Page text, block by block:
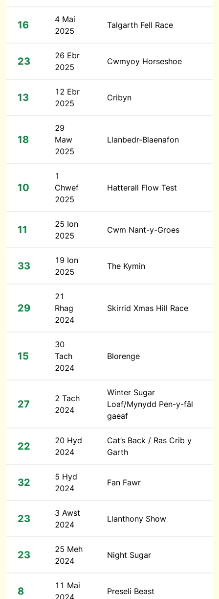
16
4 Mai
2025
Talgarth Fell Race
23
26 Ebr
2025
Cwmyoy Horseshoe
13
12 Ebr
2025
Cribyn
18
29
Maw
2025
Llanbedr-Blaenafon
10
1
Chwef
2025
Hatterall Flow Test
11
25 Ion
2025
Cwm Nant-y-Groes
33
19 Ion
2025
The Kymin
29
21
Rhag
2024
Skirrid Xmas Hill Race
15
30
Tach
2024
Blorenge
27
2 Tach
2024
Winter Sugar
Loaf/Mynydd Pen-y-fâl
gaeaf
22
20 Hyd
2024
Cat’s Back / Ras Crib y
Garth
32
5 Hyd
2024
Fan Fawr
23
3 Awst
2024
Llanthony Show
23
25 Meh
2024
Night Sugar
8
11 Mai
2024
Preseli Beast